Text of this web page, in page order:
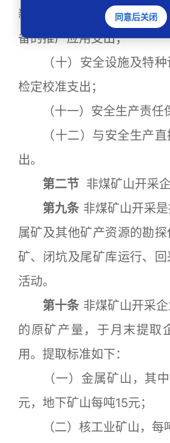
新工艺、煤矿智能装备及
备的推广应用支出；
（十）安全设施及特种
检定校准支出；
（十一）安全生产责任保
（十二）与安全生产直
出。
第二节 非煤矿山开采
第九条 非煤矿山开采
属矿及其他矿产资源的勘
矿、闭坑及尾矿库运行、
活动。
第十条 非煤矿山开采
的原矿产量，于月末提取
用。提取标准如下：
（一）金属矿山，其中
元，地下矿山每吨15元；
（二）核工业矿山，每
同意后关闭